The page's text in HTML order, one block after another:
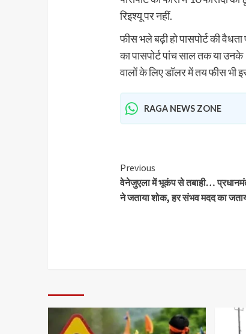
रिइश्यू पर नहीं.
फीस भले बढ़ी हो पासपोर्ट की
का पासपोर्ट पांच साल तक या
वालों के लिए डॉलर में तय फीस भी
RAGA NEWS ZONE
Previous
वेनेजुएला में भूकंप से तबाही…
ने जताया शोक, हर संभव मदद का